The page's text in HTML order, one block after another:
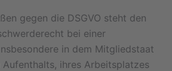
gegen die DSGVO steht den
bei einer
in dem Mitgliedstaat
ihres Arbeitsplatzes